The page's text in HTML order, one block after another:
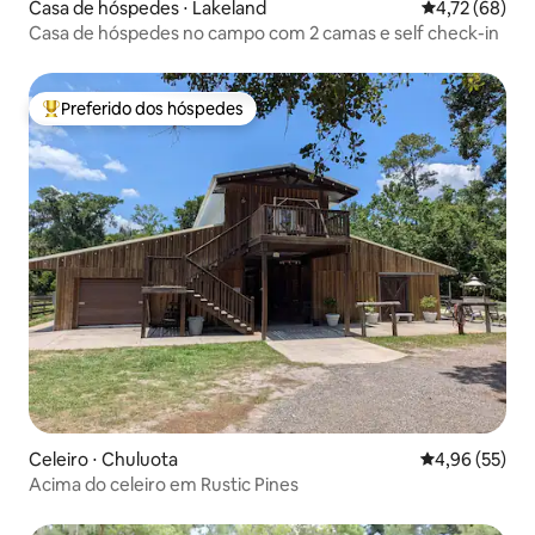
Casa de hóspedes ⋅ Lakeland 4,72 de uma
4,72 (68)
Casa de hóspedes no campo com 2 camas e self check-in
Entre os melhores preferidos dos hóspedes
Preferido dos hóspedes
Celeiro ⋅ Chuluota 4,96 de uma
4,96 (55)
Acima do celeiro em Rustic Pines